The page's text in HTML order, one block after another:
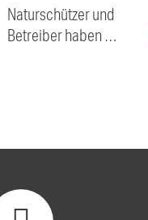
Naturschützer und
Betreiber haben …